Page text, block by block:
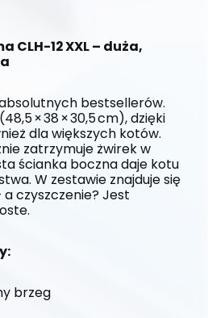
CLH-12 XXL – duża,
bestsellerów.
× 38 × 30,5 cm), dzięki
dla większych kotów.
zatrzymuje żwirek w
ścianka boczna daje kotu
W zestawie znajduje się
czyszczenie? Jest
brzeg